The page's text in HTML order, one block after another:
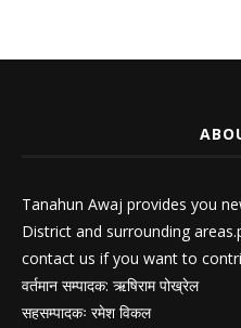
Tanahun Awaj provides you
District and surrounding
contact us if you want to
वर्तमान सम्पादक: ऋषिराम पोख्रेल
सहसम्पादकः रमेश विकल